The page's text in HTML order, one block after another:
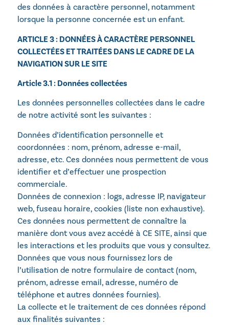
des données à caractère personnel, notamment
lorsque la personne concernée est un enfant.
ARTICLE 3 : DONNÉES À CARACTÈRE PERSONNEL
COLLECTÉES ET TRAITÉES DANS LE CADRE DE LA
NAVIGATION SUR LE SITE
Article 3.1 : Données collectées
Les données personnelles collectées dans le cadre
de notre activité sont les suivantes :
Données d’identification personnelle et
coordonnées : nom, prénom, adresse e-mail,
adresse, etc. Ces données nous permettent de vous
identifier et d’effectuer une prospection
commerciale.
Données de connexion : logs, adresse IP, navigateur
web, fuseau horaire, cookies (liste non exhaustive).
Ces données nous permettent de connaître la
manière dont vous avez accédé à CE SITE, ainsi que
les interactions et les produits que vous y consultez.
Données que vous nous fournissez lors de
l’utilisation de notre formulaire de contact (nom,
prénom, adresse email, adresse, numéro de
téléphone et autres données fournies).
La collecte et le traitement de ces données répond
aux finalités suivantes :